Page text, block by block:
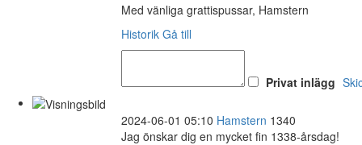
Med vänliga grattispussar, Hamstern
Historik Gå till
Privat inlägg
2024-06-01 05:10 Hamstern 1340
Jag önskar dig en mycket fin 1338-årsdag!